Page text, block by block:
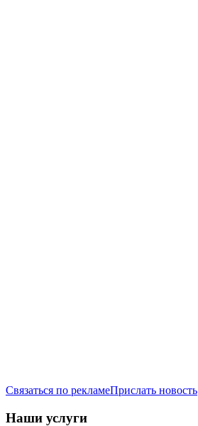
Связаться по рекламеПрислать новость
Наши услуги